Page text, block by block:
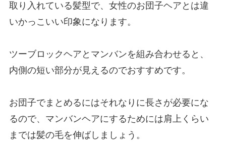
取り入れている髪型で、女性のお団子ヘアとは違
いかっこいい印象になります。
ツーブロックヘアとマンバンを組み合わせると、
内側の短い部分が見えるのでおすすめです。
お団子でまとめるにはそれなりに長さが必要にな
るので、マンバンヘアにするためには肩上くらい
までは髪の毛を伸ばしましょう。